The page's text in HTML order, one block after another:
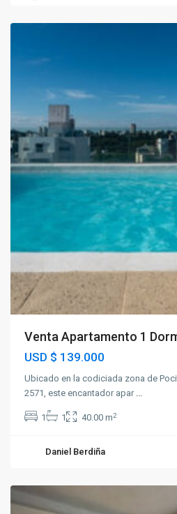
Venta Apartamento 1
USD $ 139.000
Ubicado en la codiciada zona de
2571, este encantador apar ...
1 1 40.00 m2
Daniel Berdiña